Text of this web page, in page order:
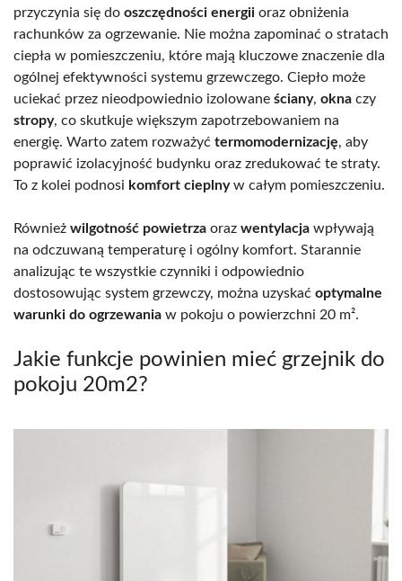
przyczynia się do oszczędności energii oraz obniżenia
rachunków za ogrzewanie. Nie można zapominać o stratach
ciepła w pomieszczeniu, które mają kluczowe znaczenie dla
ogólnej efektywności systemu grzewczego. Ciepło może
uciekać przez nieodpowiednio izolowane ściany, okna czy
stropy, co skutkuje większym zapotrzebowaniem na
energię. Warto zatem rozważyć termomodernizację, aby
poprawić izolacyjność budynku oraz zredukować te straty.
To z kolei podnosi komfort cieplnyw całym pomieszczeniu.
Również wilgotność powietrza oraz wentylacja wpływają
na odczuwaną temperaturę i ogólny komfort. Starannie
analizując te wszystkie czynniki i odpowiednio
dostosowując system grzewczy, można uzyskać optymalne
warunki do ogrzewania w pokoju o powierzchni 20 m².
Jakie funkcje powinien mieć grzejnik do
pokoju 20m2?